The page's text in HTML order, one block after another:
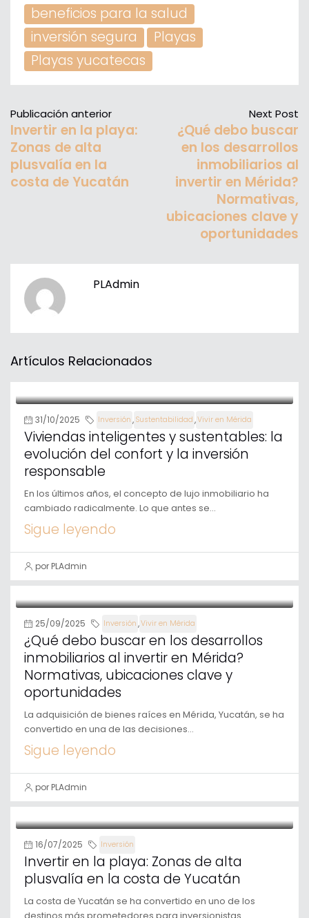
beneficios para la salud
inversión segura
Playas
Playas yucatecas
Publicación anterior
Invertir en la playa:
Zonas de alta
plusvalía en la
costa de Yucatán
Next Post
¿Qué debo buscar
en los desarrollos
inmobiliarios al
invertir en Mérida?
Normativas,
ubicaciones clave y
oportunidades
PLAdmin
Artículos Relacionados
31/10/2025 Inversión , Sustentabilidad ,Vivir en Mérida
Viviendas inteligentes y sustentables: la
evolución del confort y la inversión
responsable
En los últimos años, el concepto de lujo inmobiliario ha
cambiado radicalmente. Lo que antes se...
Sigue leyendo
por PLAdmin
25/09/2025 Inversión ,Vivir en Mérida
¿Qué debo buscar en los desarrollos
inmobiliarios al invertir en Mérida?
Normativas, ubicaciones clave y
oportunidades
La adquisición de bienes raíces en Mérida, Yucatán, se ha
convertido en una de las decisiones...
Sigue leyendo
por PLAdmin
16/07/2025 Inversión
Invertir en la playa: Zonas de alta
plusvalía en la costa de Yucatán
La costa de Yucatán se ha convertido en uno de los
destinos más prometedores para inversionistas...